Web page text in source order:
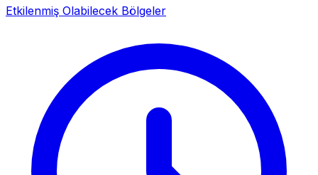
Etkilenmiş Olabilecek Bölgeler